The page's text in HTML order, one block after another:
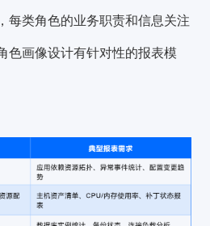
每类角色的业务职责和信息关注
色画像设计有针对性的报表模